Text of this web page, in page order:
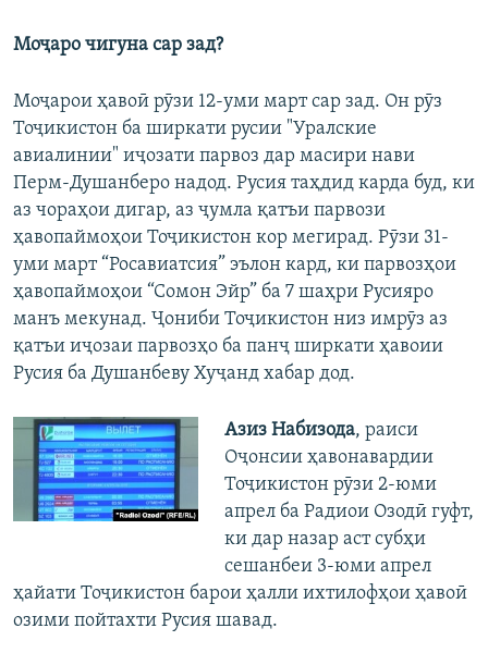
Моҷаро чигуна сар зад?
Моҷарои ҳавоӣ рӯзи 12-уми март сар зад. Он рӯз
Тоҷикистон ба ширкати русии "Уралские
авиалинии" иҷозати парвоз дар масири нави
Перм-Душанберо надод. Русия таҳдид карда буд, ки
аз чораҳои дигар, аз ҷумла қатъи парвози
ҳавопаймоҳои Тоҷикистон кор мегирад. Рӯзи 31-
уми март “Росавиатсия” эълон кард, ки парвозҳои
ҳавопаймоҳои “Сомон Эйр” ба 7 шаҳри Русияро
манъ мекунад. Ҷониби Тоҷикистон низ имрӯз аз
қатъи иҷозаи парвозҳо ба панҷ ширкати ҳавоии
Русия ба Душанбеву Хуҷанд хабар дод.
Азиз Набизода, раиси
Оҷонсии ҳавонавардии
Тоҷикистон рӯзи 2-юми
апрел ба Радиои Озодӣ гуфт,
ки дар назар аст субҳи
сешанбеи 3-юми апрел
ҳайати Тоҷикистон барои ҳалли ихтилофҳои ҳавоӣ
озими пойтахти Русия шавад.